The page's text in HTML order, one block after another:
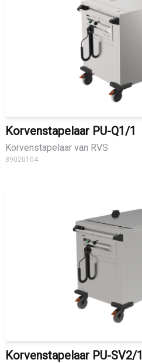
Korvenstapelaar PU-Q1/1
Korvenstapelaar van RVS
89020104
Korvenstapelaar PU-SV2/1